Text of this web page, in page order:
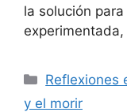
la solución
Reflexiones
y el morir